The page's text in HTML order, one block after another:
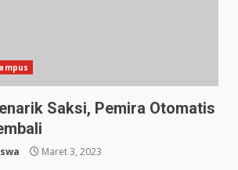
Saksi, Pemira Otomatis
Maret 3, 2023